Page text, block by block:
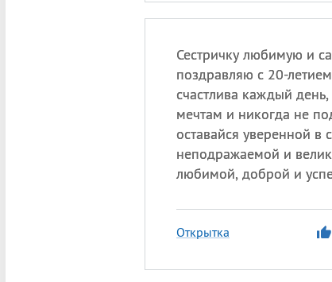
Сестричку любимую и
поздравляю с 20-
счастлива каждый
мечтам и никогда не
оставайся уверенной в
неподражаемой и
любимой, доброй и
Открытка